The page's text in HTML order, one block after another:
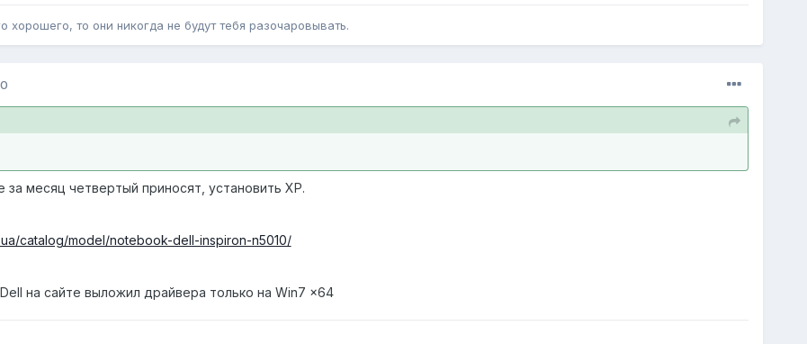
хорошего, то они никогда не будут тебя разочаровывать.
месяц четвертый приносят, установить XP.
catalog/model/notebook-dell-inspiron-n5010/
на сайте выложил драйвера только на Win7 x64